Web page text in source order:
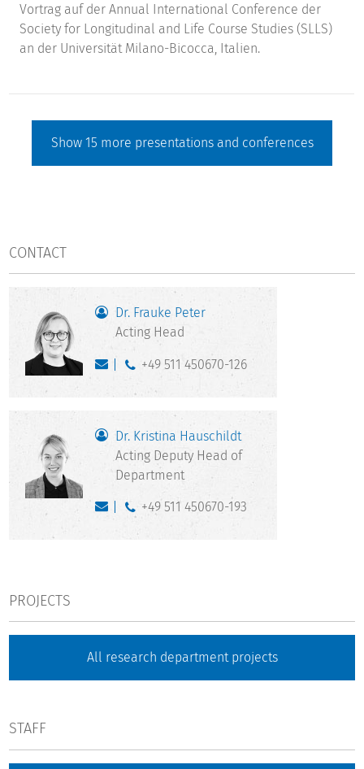
Vortrag auf der Annual International Conference der
Society for Longitudinal and Life Course Studies (SLLS)
an der Universität Milano-Bicocca, Italien.
Show 15 more presentations and conferences
CONTACT
Dr. Frauke Peter
Acting Head
+49 511 450670-126
Dr. Kristina Hauschildt
Acting Deputy Head of
Department
+49 511 450670-193
PROJECTS
All research department projects
STAFF